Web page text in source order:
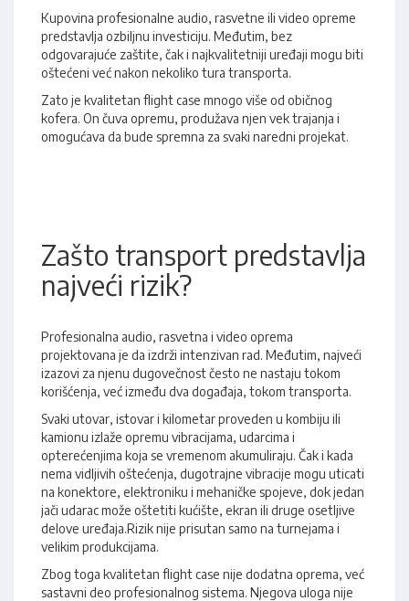
Kupovina profesionalne audio, rasvetne ili video opreme
predstavlja ozbiljnu investiciju. Međutim, bez
odgovarajuće zaštite, čak i najkvalitetniji uređaji mogu biti
oštećeni već nakon nekoliko tura transporta.
Zato je kvalitetan flight case mnogo više od običnog
kofera. On čuva opremu, produžava njen vek trajanja i
omogućava da bude spremna za svaki naredni projekat.
Zašto transport predstavlja
najveći rizik?
Profesionalna audio, rasvetna i video oprema
projektovana je da izdrži intenzivan rad. Međutim, najveći
izazovi za njenu dugovečnost često ne nastaju tokom
korišćenja, već između dva događaja, tokom transporta.
Svaki utovar, istovar i kilometar proveden u kombiju ili
kamionu izlaže opremu vibracijama, udarcima i
opterećenjima koja se vremenom akumuliraju. Čak i kada
nema vidljivih oštećenja, dugotrajne vibracije mogu uticati
na konektore, elektroniku i mehaničke spojeve, dok jedan
jači udarac može oštetiti kućište, ekran ili druge osetljive
delove uređaja.Rizik nije prisutan samo na turnejama i
velikim produkcijama.
Zbog toga kvalitetan flight case nije dodatna oprema, već
sastavni deo profesionalnog sistema. Njegova uloga nije